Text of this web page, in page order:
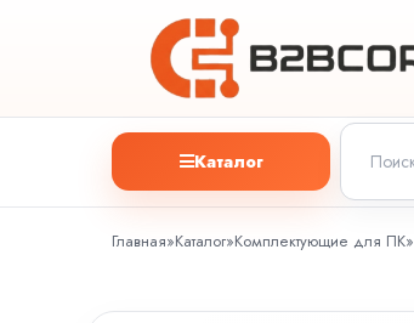
Каталог
Главная»Каталог»Комплектующие для ПК»